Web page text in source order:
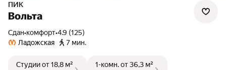
ПИК
Вольта
Сдан•комфорт•4.9 (125)
Ладожская
7 мин.
Студииот 18,8 м²
1-комн.от 36,3 м²